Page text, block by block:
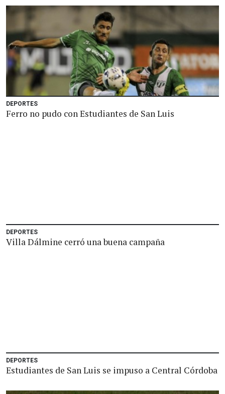
DEPORTES
Ferro no pudo con Estudiantes de San Luis
DEPORTES
Villa Dálmine cerró una buena campaña
DEPORTES
Estudiantes de San Luis se impuso a Central Córdoba